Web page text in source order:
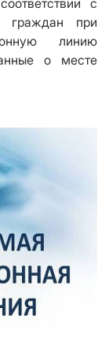
с
граждан при
линию
о месте